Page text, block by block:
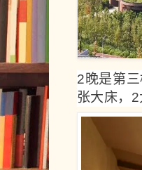
2晚是第
张大床，2